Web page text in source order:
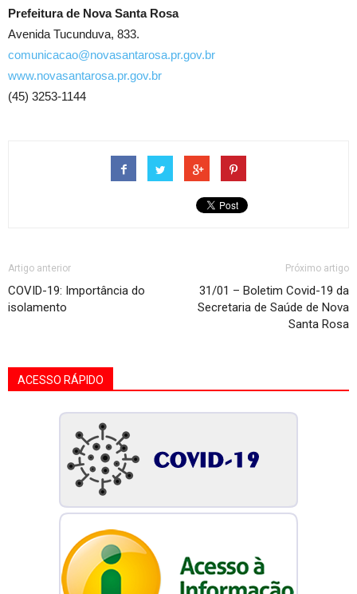
Prefeitura de Nova Santa Rosa
Avenida Tucunduva, 833.
comunicacao@novasantarosa.pr.gov.br
www.novasantarosa.pr.gov.br
(45) 3253-1144
Artigo anterior
COVID-19: Importância do
isolamento
Próximo artigo
31/01 – Boletim Covid-19 da
Secretaria de Saúde de Nova
Santa Rosa
ACESSO RÁPIDO